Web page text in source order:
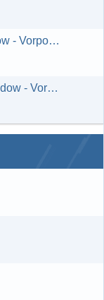
Pflanzenwelt im Landkreis Uecker-Randow - Vorpommern-Greifswald
Storchenhorste im Landkreis Uecker-Randow - Vorpommern-Greifswald